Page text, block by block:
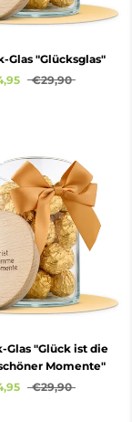
Glas "Glücksglas"
€29,90
Glas "Glück ist die
Momente"
€29,90